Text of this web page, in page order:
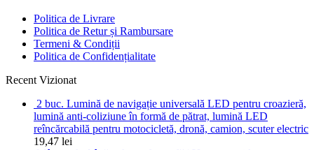
Politica de Livrare
Politica de Retur și Rambursare
Termeni & Condiții
Politica de Confidențialitate
Recent Vizionat
2 buc. Lumină de navigație universală LED pentru croazieră,
lumină anti-coliziune în formă de pătrat, lumină LED
reîncărcabilă pentru motocicletă, dronă, camion, scuter electric
19,47 lei